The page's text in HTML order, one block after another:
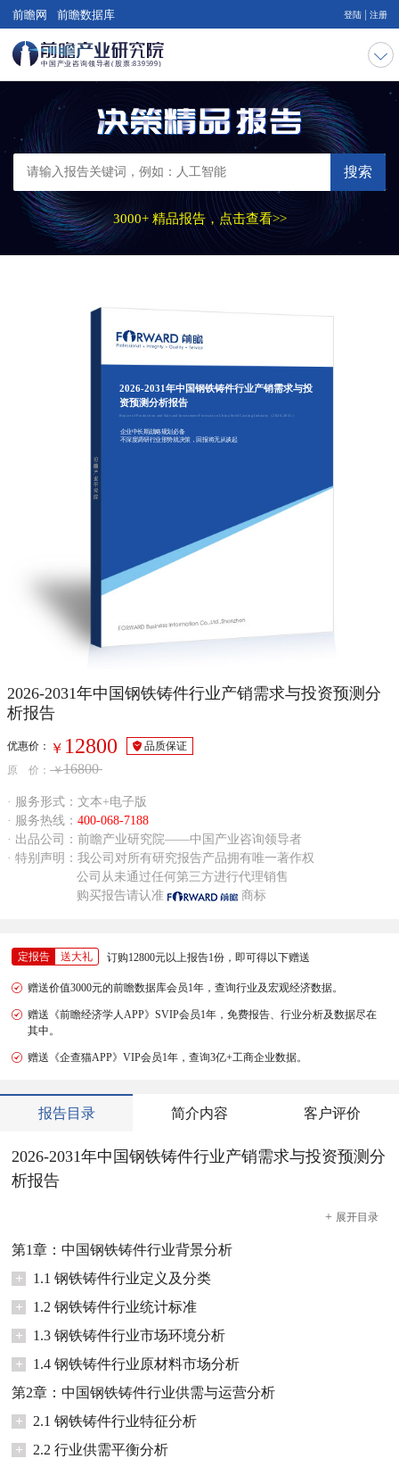
前瞻网 前瞻数据库 登陆 注册
搜索
3000+ 精品报告，点击查看>>
2026-2031年中国钢铁铸件行业产销需求与投
资预测分析报告
Report of Production and Sale and Investment Forecast on China Steel Casting Industry（2026-2031）
企业中长期战略规划必备
不深度调研行业形势就决策，回报将无从谈起
2026-2031年中国钢铁铸件行业产销需求与投资预测分
析报告
优惠价： ￥ 12800
品质保证
原 价： ￥16800
· 服务形式：文本+电子版
· 服务热线： 400-068-7188
· 出品公司：前瞻产业研究院——中国产业咨询领导者
· 特别声明：我公司对所有研究报告产品拥有唯一著作权
公司从未通过任何第三方进行代理销售
购买报告请认准
商标
定报告 送大礼 订购12800元以上报告1份，即可得以下赠送
赠送价值3000元的前瞻数据库会员1年，查询行业及宏观经济数据。
赠送《前瞻经济学人APP》SVIP会员1年，免费报告、行业分析及数据尽在
其中。
赠送《企查猫APP》VIP会员1年，查询3亿+工商企业数据。
报告目录 简介内容 客户评价
2026-2031年中国钢铁铸件行业产销需求与投资预测分
析报告
+ 展开目录
第1章：中国钢铁铸件行业背景分析
+
1.1 钢铁铸件行业定义及分类
+
1.2 钢铁铸件行业统计标准
+
1.3 钢铁铸件行业市场环境分析
+
1.4 钢铁铸件行业原材料市场分析
第2章：中国钢铁铸件行业供需与运营分析
+
2.1 钢铁铸件行业特征分析
+
2.2 行业供需平衡分析